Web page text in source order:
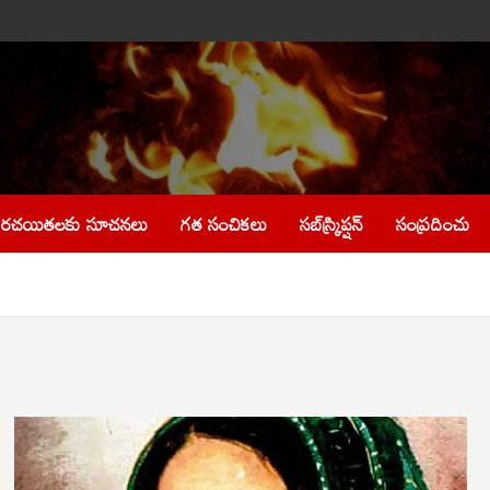
రచయితలకు సూచనలు గత సంచికలు సబ్‌స్క్రిప్షన్ సంప్రదించు